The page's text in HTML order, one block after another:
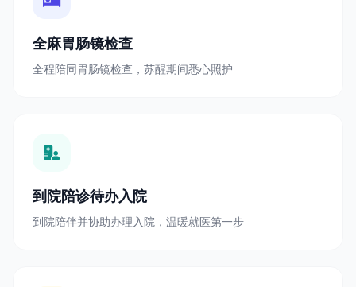
全麻胃肠镜检查
全程陪同胃肠镜检查，苏醒期间悉心照护
到院陪诊待办入院
到院陪伴并协助办理入院，温暖就医第一步